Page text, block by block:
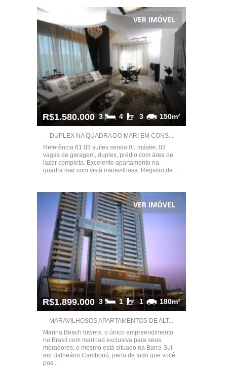
VER IMÓVEL
R$1.580.000 150m²
3
4
3
DUPLEX NA QUADRA DO MAR! EM CONS...
Referência 61 03 suítes sendo 01 máster, 03
vagas de garagem, duplex, prédio com área de
lazer completa. Excelente apartamento na
quadra mar com vista maravilhosa. Registro de ...
VER IMÓVEL
R$1.899.000 180m²
1
1
3
MARAVILHOSOS APARTAMENTOS DE ALT...
Marina Beach towers, o único empreendimento
no Brasil com marinad exclusiva para seus
moradores, o mesmo está situado na Barra Sul
em Balneário Camboriú, perto de tudo que você
pos...